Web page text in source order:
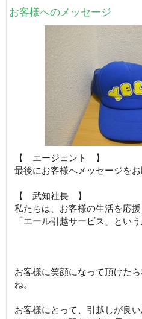
お客様へのメッセージ
【 エージェント 】
最後にお客様へメッセージをお
【 武知社長 】
私たちは、お客様の生活を応援
「エール引越サービス」とい
お客様に笑顔になって頂けた
ね。
お客様にとって、引越しが良